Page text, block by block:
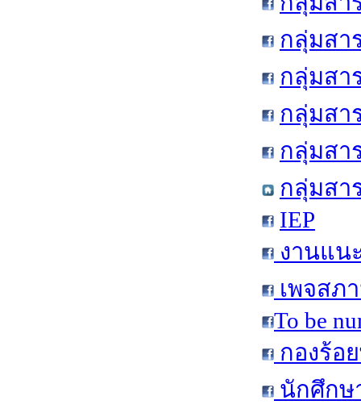
กลุ่มสา
กลุ่มสา
กลุ่มสา
กลุ่มสา
กลุ่มสา
IEP
งานแน
เพจสภ
To be
กองร้อ
นักศึกษ